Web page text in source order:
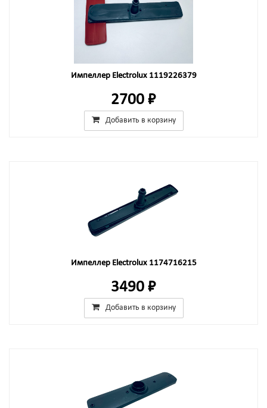
Импеллер Electrolux 1119226379
2700 ₽
Добавить в корзину
Импеллер Electrolux 1174716215
3490 ₽
Добавить в корзину